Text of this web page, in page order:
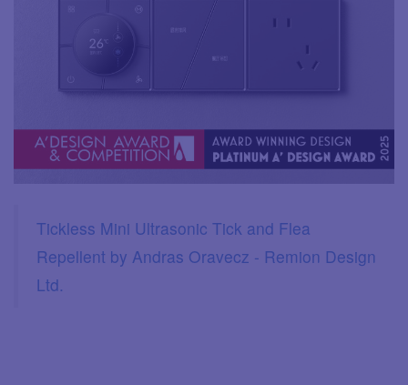
Tickless Mini Ultrasonic Tick and Flea
Repellent by Andras Oravecz - Remion Design
Ltd.